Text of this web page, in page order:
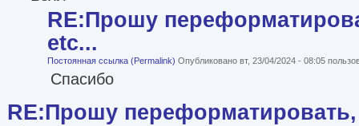
RE:Прошу
etc...
Постоянная ссылка (Permalink) Опубликовано вт, 23/04/2024 - 08:05
Спасибо
RE:Прошу переформатировать,